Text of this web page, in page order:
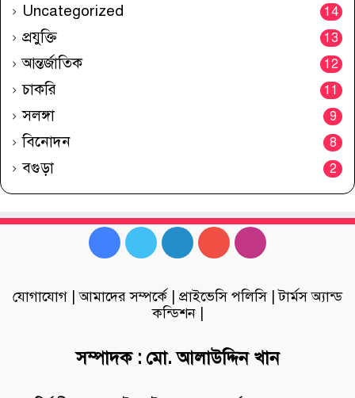
Uncategorized 14
প্রযুক্তি 13
আন্তর্জাতিক 12
চাকরি 11
সলঙ্গা 9
বিনোদন 8
বগুড়া 2
FacebookTwitterLinkedInYouTubeInstagram
যোগাযোগ |আমাদের সম্পর্কে | প্রাইভেসি পলিসি|টার্মস অ্যান্ড
কন্ডিশন|
সম্পাদক : মো. আলাউদ্দিন খান